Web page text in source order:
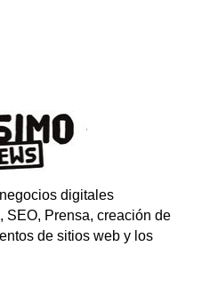
digitales
SEO, Prensa, creación de
de sitios web y los